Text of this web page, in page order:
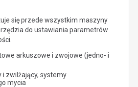
się przede wszystkim maszyny
do ustawiania parametrów
arkuszowe i zwojowe (jedno- i
i zwilżający, systemy
mycia